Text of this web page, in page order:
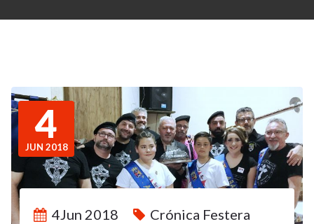
4
JUN 2018
4Jun 2018 Crónica Festera